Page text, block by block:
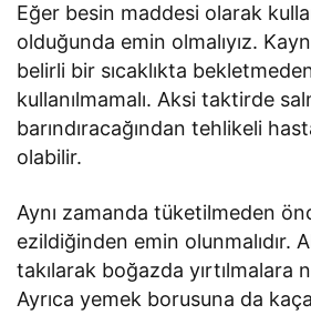
Eğer besin maddesi olarak
olduğunda emin olmalıyız.
belirli bir sıcaklıkta
kullanılmamalı. Aksi taktirde
barındıracağından tehlikeli
olabilir.
Aynı zamanda tüketilmeden
ezildiğinden emin olunmalıdır.
takılarak boğazda yırtılmalara
Ayrıca yemek borusuna da